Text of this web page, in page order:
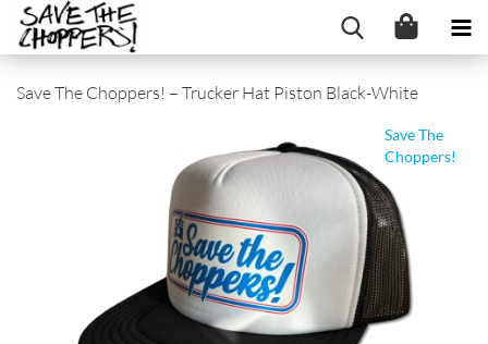
Save The Choppers! – Trucker Hat Piston Black-White
Save The
Choppers!